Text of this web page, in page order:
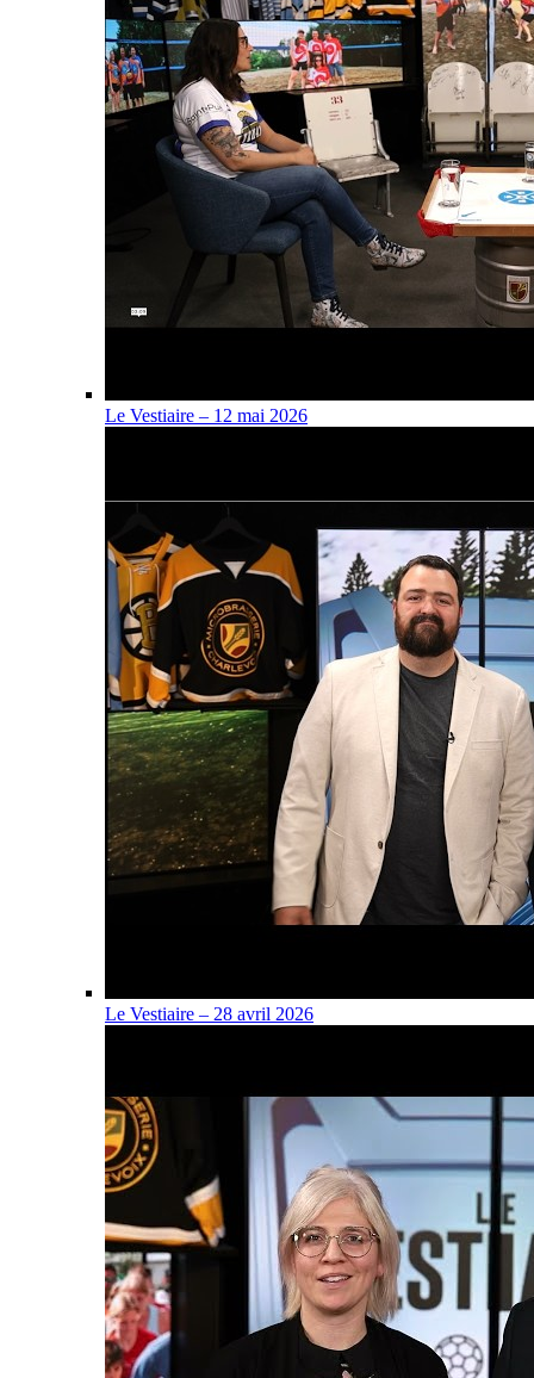
Le Vestiaire – 12 mai 2026
Le Vestiaire – 28 avril 2026